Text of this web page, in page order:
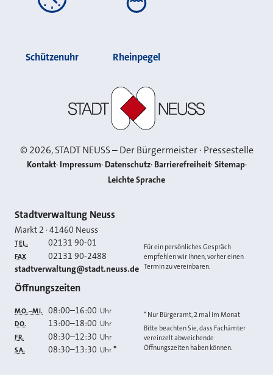
Schützenuhr Rheinpegel
©2026, STADT NEUSS – Der Bürgermeister · Pressestelle
Kontakt Impressum Datenschutz Barrierefreiheit Sitemap
Leichte Sprache
Kontakt
Stadtverwaltung Neuss
Markt 2 ·41460 Neuss
TEL. 02131 90-01
FAX 02131 90-2488
E-MAIL
stadtverwaltung@stadt.neuss.de
Für ein persönliches Gespräch
empfehlen wir Ihnen, vorher einen
Termin zu vereinbaren.
Öffnungszeiten
MO.–MI. 08:00–16:00 Uhr
DO. 13:00–18:00 Uhr
FR. 08:30–12:30 Uhr
SA. 08:30–13:30 Uhr *
* Nur Bürgeramt, 2 mal im Monat
Bitte beachten Sie, dass Fachämter
vereinzelt abweichende
Öffnungszeiten haben können.